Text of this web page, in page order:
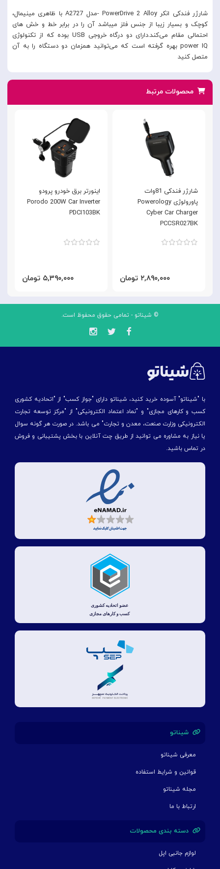
شارژر فندکی انکر PowerDrive 2 Alloy -مدل A2727 با ظاهری مینیمال،
کوچک و بسیار زیبا از جنس فلز میباشد آن را در برابر خط و خش های
احتمالی مقام می‌کند.دارای دو درگاه خروجی USB بوده که از تکنولوژی
power IQ بهره گرفته است که می‌توانید همزمان دو دستگاه را به آن
متصل کنید
محصولات مرتبط
اینورتر برق خودرو پرودو
Porodo 200W Car Inverter
PDCI103BK
۵,۳۹۰,۰۰۰ تومان
شارژر فندکی 81وات
پاورولوژی Powerology
Cyber Car Charger
PCCSR027BK
۲,۸۹۰,۰۰۰ تومان
© شیناتو - تمامی حقوق محفوظ است.
با "شیناتو" آسوده خرید کنید، شیناتو دارای "جواز کسب" از "اتحادیه کشوری
کسب و کارهای مجازی" و "نماد اعتماد الکترونیکی" از "مركز توسعه تجارت
الكترونیكی وزارت صنعت، معدن و تجارت" می باشد. در صورت هر گونه سوال
یا نیاز به مشاوره می توانید از طریق چت آنلاین با بخش پشتیبانی و فروش
در تماس باشید.
شیناتو
معرفی شیناتو
قوانین و شرایط استفاده
مجله شیناتو
ارتباط با ما
دسته بندی محصولات
لوازم جانبی اپل